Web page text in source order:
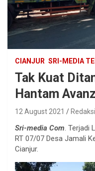
CIANJUR SRI-MEDIA
Tak Kuat
Hantam
12 August 2021 Redaksi
Sri-media Com. Terjadi
RT 07/07 Desa Jamali
Cianjur.